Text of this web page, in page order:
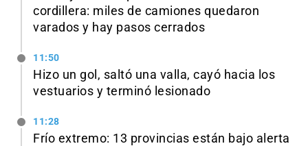
cordillera: miles de camiones quedaron
varados y hay pasos cerrados
11:50
Hizo un gol, saltó una valla, cayó hacia los
vestuarios y terminó lesionado
11:28
Frío extremo: 13 provincias están bajo alerta